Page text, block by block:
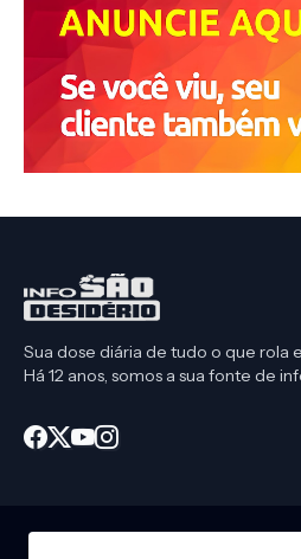
Sua dose diária de tudo o que rola
Há 12 anos, somos a sua fonte de